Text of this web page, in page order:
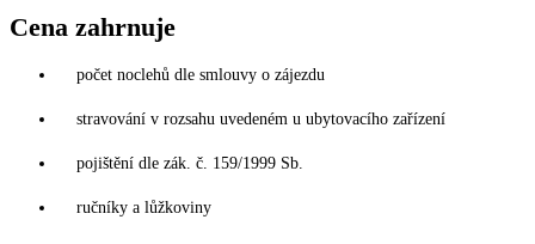
Cena zahrnuje
počet noclehů dle smlouvy o zájezdu
stravování v rozsahu uvedeném u ubytovacího zařízení
pojištění dle zák. č. 159/1999 Sb.
ručníky a lůžkoviny